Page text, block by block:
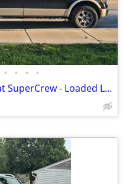
• • • •
2010 Ford F-150 Lariat SuperCrew - Loaded Luxury - Drone Auto-Start